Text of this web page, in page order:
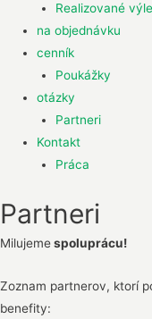
Realizované
na objednávku
cenník
Poukážky
otázky
Partneri
Kontakt
Práca
Partneri
Milujemespoluprácu!
Zoznam partnerov, ktorí
benefity: